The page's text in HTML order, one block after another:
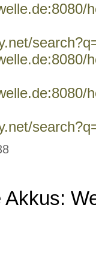
Akkus: